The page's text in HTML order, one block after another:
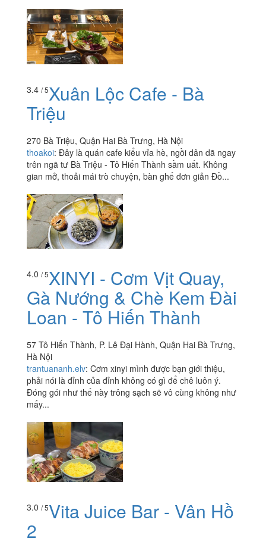
3.4 / 5Xuân Lộc Cafe - Bà
Triệu
270 Bà Triệu, Quận Hai Bà Trưng, Hà Nội
thoakoi: Đây là quán cafe kiểu vỉa hè, ngồi dân dã ngay
trên ngã tư Bà Triệu - Tô Hiến Thành sầm uất. Không
gian mở, thoải mái trò chuyện, bàn ghế đơn giản Đồ...
4.0 / 5XINYI - Cơm Vịt Quay,
Gà Nướng & Chè Kem Đài
Loan - Tô Hiến Thành
57 Tô Hiến Thành, P. Lê Đại Hành, Quận Hai Bà Trưng,
Hà Nội
trantuananh.elv: Cơm xinyi mình được bạn giới thiệu,
phải nói là đỉnh của đỉnh không có gì để chê luôn ý.
Đóng gói như thế này trông sạch sẽ vô cùng không như
mấy...
3.0 / 5Vita Juice Bar - Vân Hồ
2